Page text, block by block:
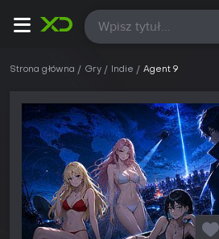
Wszystkie
Strona główna Gry Indie Agent 9